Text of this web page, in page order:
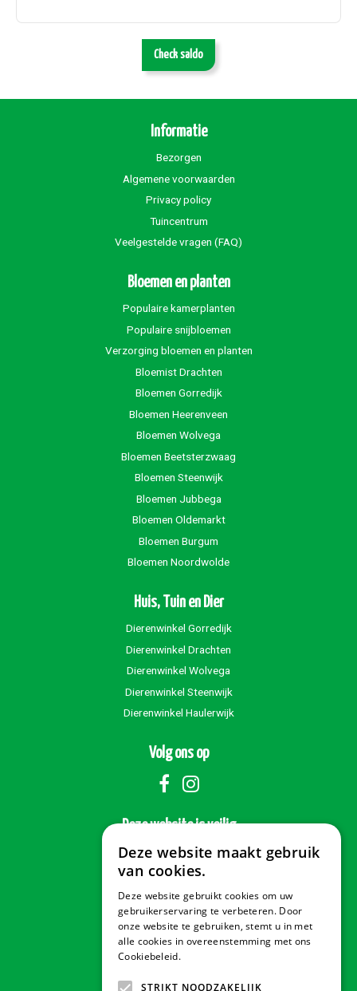
Check saldo
Informatie
Bezorgen
Algemene voorwaarden
Privacy policy
Tuincentrum
Veelgestelde vragen (FAQ)
Bloemen en planten
Populaire kamerplanten
Populaire snijbloemen
Verzorging bloemen en planten
Bloemist Drachten
Bloemen Gorredijk
Bloemen Heerenveen
Bloemen Wolvega
Bloemen Beetsterzwaag
Bloemen Steenwijk
Bloemen Jubbega
Bloemen Oldemarkt
Bloemen Burgum
Bloemen Noordwolde
Huis, Tuin en Dier
Dierenwinkel Gorredijk
Dierenwinkel Drachten
Dierenwinkel Wolvega
Dierenwinkel Steenwijk
Dierenwinkel Haulerwijk
Volg ons op
Deze website is veilig
Veilig betalen
Contact & Openingstijden
Deze website maakt gebruik
van cookies.
Deze website gebruikt cookies om uw
gebruikerservaring te verbeteren. Door
onze website te gebruiken, stemt u in met
alle cookies in overeenstemming met ons
Cookiebeleid.
STRIKT NOODZAKELIJK